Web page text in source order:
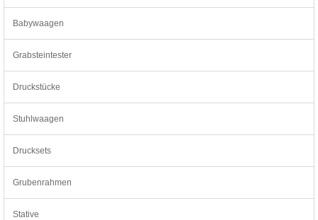
Babywaagen
Grabsteintester
Druckstücke
Stuhlwaagen
Drucksets
Grubenrahmen
Stative